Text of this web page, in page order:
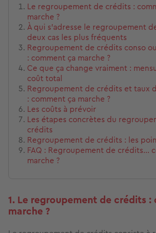
Le regroupement de crédits :
marche ?
À qui s’adresse le regroupement
deux cas les plus fréquents
Regroupement de crédits conso
: comment ça marche ?
Ce que ça change vraiment :
coût total
Regroupement de crédits et taux
: comment ça marche ?
Les coûts à prévoir
Les étapes concrètes du
crédits
Regroupement de crédits : les
FAQ : Regroupement de crédits…
marche ?
1. Le regroupement de crédits :
marche ?